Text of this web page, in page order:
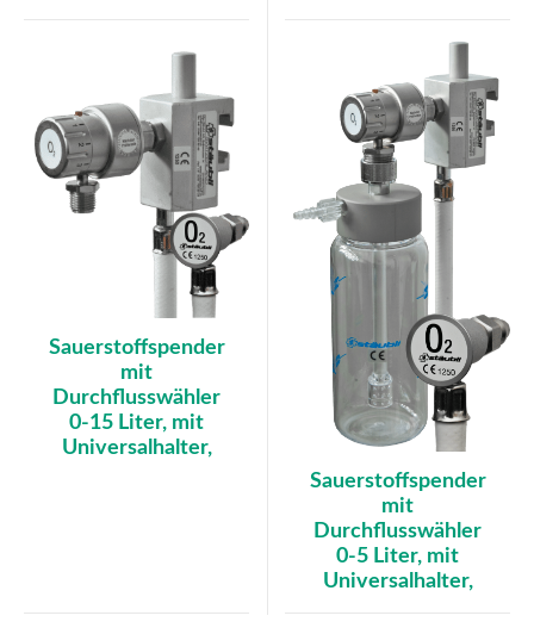
Sauerstoffspender
mit
Durchflusswähler
0-15 Liter, mit
Universalhalter,
Sauerstoffspender
mit
Durchflusswähler
0-5 Liter, mit
Universalhalter,